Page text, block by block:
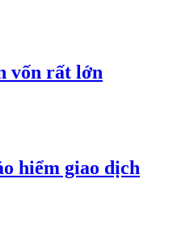
vốn rất lớn
hiểm giao dịch